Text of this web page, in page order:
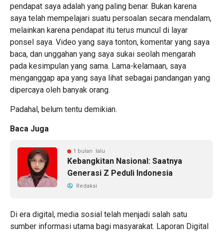
pendapat saya adalah yang paling benar. Bukan karena
saya telah mempelajari suatu persoalan secara mendalam,
melainkan karena pendapat itu terus muncul di layar
ponsel saya. Video yang saya tonton, komentar yang saya
baca, dan unggahan yang saya sukai seolah mengarah
pada kesimpulan yang sama. Lama-kelamaan, saya
menganggap apa yang saya lihat sebagai pandangan yang
dipercaya oleh banyak orang.
Padahal, belum tentu demikian.
Baca Juga
1 bulan lalu
Kebangkitan Nasional: Saatnya
Generasi Z Peduli Indonesia
Redaksi
Di era digital, media sosial telah menjadi salah satu
sumber informasi utama bagi masyarakat. Laporan Digital